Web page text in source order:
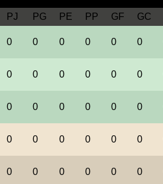
PJ PG PE PP GF GC
0
0 0 0 0 0
0
0 0 0 0 0
0
0 0 0 0 0
0 0 0 0 0 0
0
0 0 0 0 0